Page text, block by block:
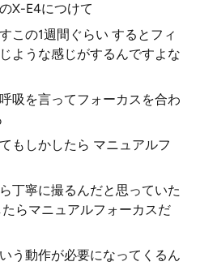
X-E4につけて
この1週間ぐらい するとフィ
ような感じがするんですよな
吸を言ってフォーカスを合わ
もしかしたら マニュアルフ
丁寧に撮るんだと思っていた
らマニュアルフォーカスだ
う動作が必要になってくるん